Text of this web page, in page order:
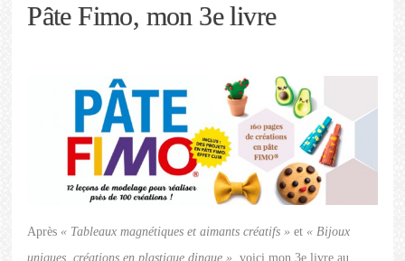
Pâte Fimo, mon 3e livre
Après « Tableaux magnétiques et aimants créatifs » et « Bijoux
uniques, créations en plastique dingue », voici mon 3e livre au